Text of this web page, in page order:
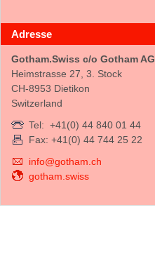
Adresse
Gotham.Swiss c/o Gotham AG
Heimstrasse 27, 3. Stock
CH-8953 Dietikon
Switzerland
Tel: +41(0) 44 840 01 44
Fax: +41(0) 44 744 25 22
info@gotham.ch
gotham.swiss